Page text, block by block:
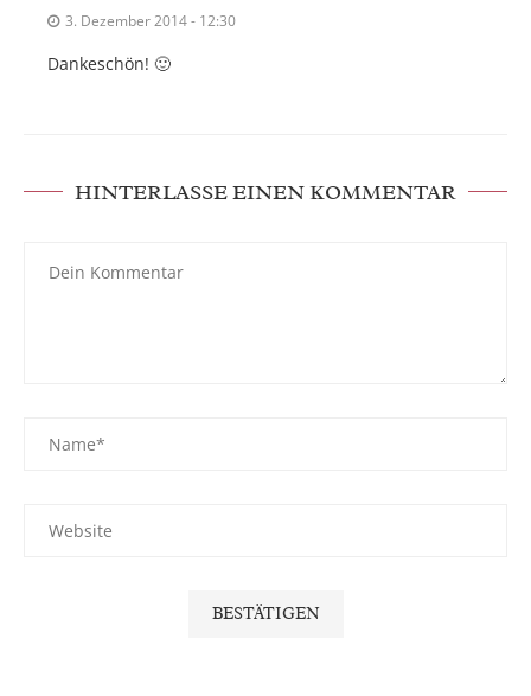
3. Dezember 2014 - 12:30
Dankeschön! 🙂
HINTERLASSE EINEN KOMMENTAR